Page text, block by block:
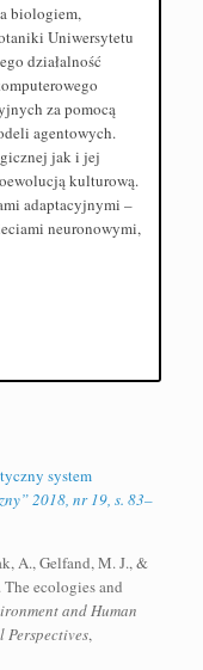
biologiem,
Uniwersytetu
działalność
za pomocą
agentowych.
jak i jej
kulturową.
adaptacyjnymi –
neuronowymi,
system
2018, nr 19, s. 83–
A., Gelfand, M. J., &
ecologies and
and Human
,